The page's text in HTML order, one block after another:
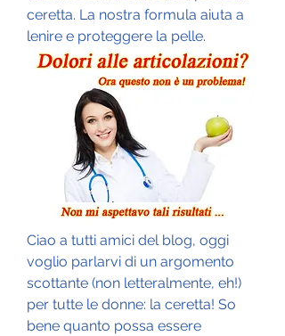
ceretta. La nostra formula aiuta a
lenire e proteggere la pelle.
Ciao a tutti amici del blog, oggi
voglio parlarvi di un argomento
scottante (non letteralmente, eh!)
per tutte le donne: la ceretta! So
bene quanto possa essere